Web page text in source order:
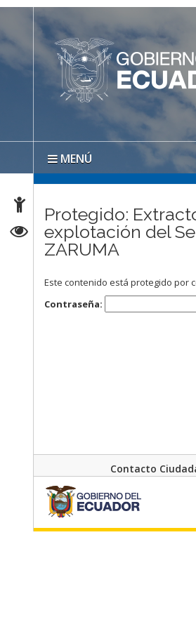
MENÚ
Protegido:
explotación del
ZARUMA
Este contenido está protegido por
Contraseña:
Contacto